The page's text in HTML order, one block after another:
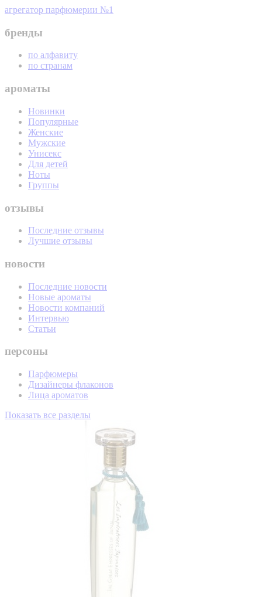
агрегатор парфюмерии №1
бренды
по алфавиту
по странам
ароматы
Новинки
Популярные
Женские
Мужские
Унисекс
Для детей
Ноты
Группы
отзывы
Последние отзывы
Лучшие отзывы
новости
Последние новости
Новые ароматы
Новости компаний
Интервью
Статьи
персоны
Парфюмеры
Дизайнеры флаконов
Лица ароматов
Показать все разделы